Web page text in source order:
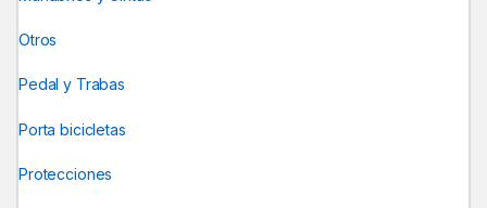
Otros
Pedal y Trabas
Porta bicicletas
Protecciones